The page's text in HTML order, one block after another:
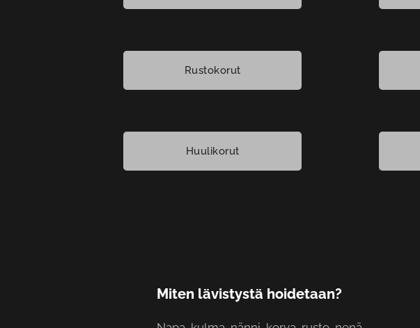
Rustokorut
Huulikorut
Miten lävistystä hoidetaan?